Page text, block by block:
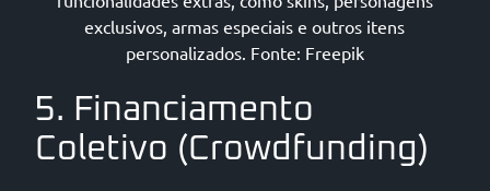
exclusivos, armas especiais e outros itens
personalizados. Fonte: Freepik
5. Financiamento
Coletivo (Crowdfunding)